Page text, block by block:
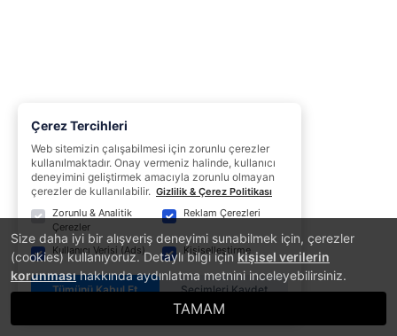
Size daha iyi bir alışveriş deneyimi sunabilmek için, çerezler
(cookies) kullanıyoruz. Detaylı bilgi içinkişisel verilerin
korunmasıhakkında aydınlatma metnini inceleyebilirsiniz.
TAMAM
Çerez Tercihleri
Web sitemizin çalışabilmesi için zorunlu çerezler
kullanılmaktadır. Onay vermeniz halinde, kullanıcı
deneyimini geliştirmek amacıyla zorunlu olmayan
çerezler de kullanılabilir. Gizlilik & Çerez Politikası
Zorunlu & Analitik
Çerezler
Reklam Çerezleri
Kullanıcı Verisi (Ads) Kişiselleştirme
Tümünü Kabul Et Seçimleri Kaydet